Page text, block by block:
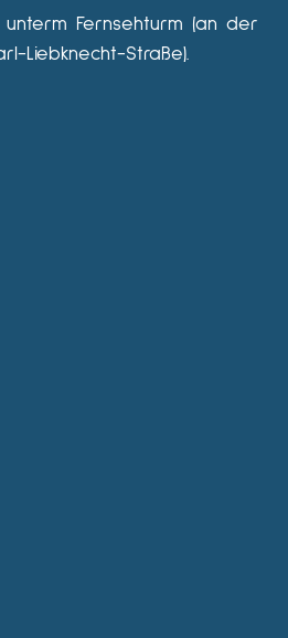
Fernsehturm (an der
Liebknecht-Straße).